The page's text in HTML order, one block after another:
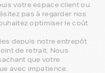
votre espace client ou
pas à regarder nos
optimiser le coût
depuis notre entrepôt
de retrait. Nous
que votre
avec impatience.